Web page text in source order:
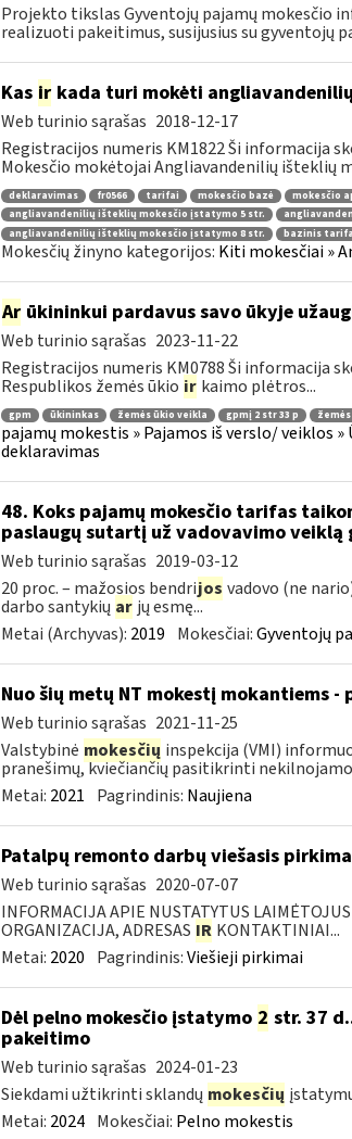
Projekto tikslas Gyventojų pajamų mokesčio
realizuoti pakeitimus, susijusius su gyventojų
Kas irkada turi mokėti
Web turinio sąrašas 2018-12-17
Registracijos numeris KM1822 Ši informacija
Mokesčio mokėtojai Angliavandenilių išteklių
deklaravimas fr0566 tarifai mokesčio bazė mokesčio
angliavandenilių išteklių mokesčio įstatymo 5 str.
angliavandenilių išteklių mokesčio įstatymo 8 str.
bazinis
Mokesčių žinyno kategorijos: Kiti mokesčiai »
Arūkininkui pardavus savo ūkyje
Web turinio sąrašas 2023-11-22
Registracijos numeris KM0788 Ši informacija
Respublikos žemės ūkio ir kaimo plėtros...
gpm ūkininkas žemės ūkio veikla gpmį 2 str 33 p
pajamų mokestis » Pajamos iš verslo/ veiklos »
deklaravimas
48. Koks pajamų mokesčio tarifas
paslaugų sutartį už vadovavimo veiklą
Web turinio sąrašas 2019-03-12
20 proc. – mažosios bendrijos vadovo (ne
darbo santykių ar jų esmę...
Metai (Archyvas): 2019 Mokesčiai:Gyventojų
Nuo šių metų NT mokestį mokantiems -
Web turinio sąrašas 2021-11-25
Valstybinė mokesčių inspekcija (VMI)
pranešimų, kviečiančių pasitikrinti
Metai: 2021 Pagrindinis: Naujiena
Patalpų remonto darbų viešasis
Web turinio sąrašas 2020-07-07
INFORMACIJA APIE NUSTATYTUS LAIMĖTOJUS
ORGANIZACIJA, ADRESAS IR KONTAKTINIAI...
Metai: 2020 Pagrindinis:Viešieji pirkimai
Dėl pelno mokesčio įstatymo 2 str. 37
pakeitimo
Web turinio sąrašas 2024-01-23
Siekdami užtikrinti sklandų mokesčių
Metai: 2024 Mokesčiai: Pelno mokestis